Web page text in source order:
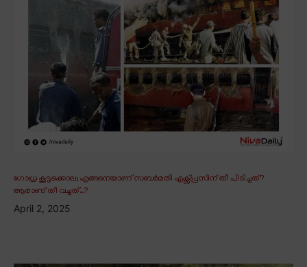
ഗോധ്ര കൂട്ടക്കൊല; എങ്ങനെയാണ് സബർമതി എക്സ്പ്രസിന് തീ പിടിച്ചത്?
ആരാണ് തീ വച്ചത്..?
April 2, 2025